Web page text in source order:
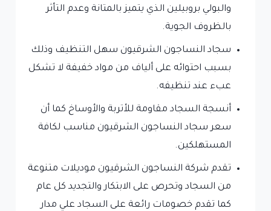
والبولي بروبيلين الذي يتميز بالمتانة وعدم التأثر
بالظروف الجوية.
سجاد النساجون الشرقيون سهل التنظيف وذلك
بسبب احتوائه على ألياف من مواد خفيفة لا تشكل
عبء عند تنظيفه.
أنسجة السجاد مقاومة للأتربة والأوساخ كما أن
سعر سجاد النساجون الشرقيون مناسب لكافة
المستهلكين.
تقدم شركة النساجون الشرقيون موديلات متنوعة
من السجاد وتحرص على الابتكار والتجديد كل عام
كما تقدم خصومات رائعة على السجاد علي مدار